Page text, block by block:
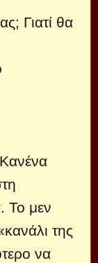
Γιατί θα
Κανένα
Το μεν
της
να